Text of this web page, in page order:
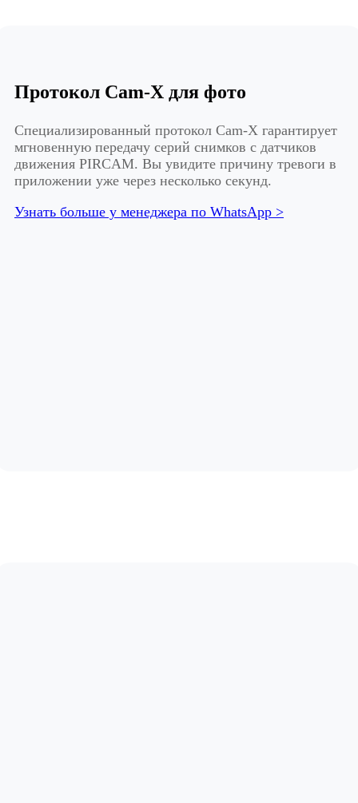
Протокол Cam-X для фото
Специализированный протокол Cam-X гарантирует
мгновенную передачу серий снимков с датчиков
движения PIRCAM. Вы увидите причину тревоги в
приложении уже через несколько секунд.
Узнать больше у менеджера по WhatsApp >